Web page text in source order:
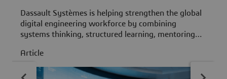
Dassault Systèmes is helping strengthen the global
digital engineering workforce by combining
systems thinking, structured learning, mentoring
generation of engineering leaders.
Article